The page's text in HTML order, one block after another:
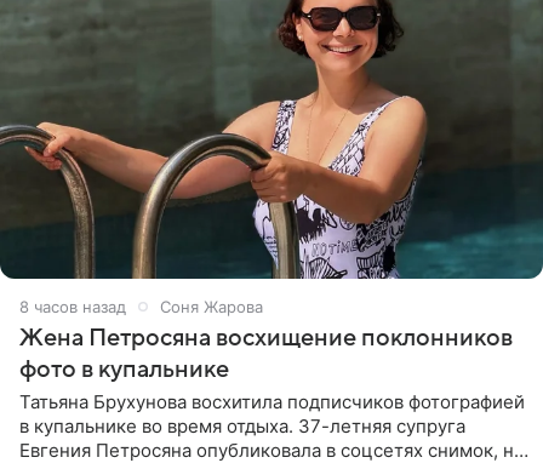
8 часов назад Соня Жарова
Жена Петросяна восхищение поклонников
фото в купальнике
Татьяна Брухунова восхитила подписчиков фотографией
в купальнике во время отдыха. 37-летняя супруга
Евгения Петросяна опубликовала в соцсетях снимок, на